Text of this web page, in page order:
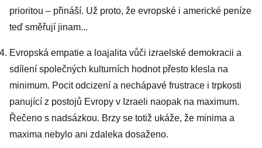
prioritou – přináší. Už proto, že evropské i americké peníze
teď směřují jinam...
Evropská empatie a loajalita vůči izraelské demokracii a
sdílení společných kulturních hodnot přesto klesla na
minimum. Pocit odcizení a nechápavé frustrace i trpkosti
panující z postojů Evropy v Izraeli naopak na maximum.
Řečeno s nadsázkou. Brzy se totiž ukáže, že minima a
maxima nebylo ani zdaleka dosaženo.